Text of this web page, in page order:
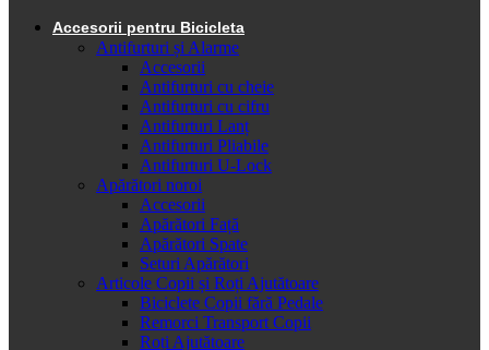
Accesorii pentru Bicicleta
Antifurturi și Alarme
Accesorii
Antifurturi cu cheie
Antifurturi cu cifru
Antifurturi Lanț
Antifurturi Pliabile
Antifurturi U-Lock
Apărători noroi
Accesorii
Apărători Față
Apărători Spate
Seturi Apărători
Articole Copii și Roți Ajutătoare
Biciclete Copii fără Pedale
Remorci Transport Copii
Roți Ajutătoare